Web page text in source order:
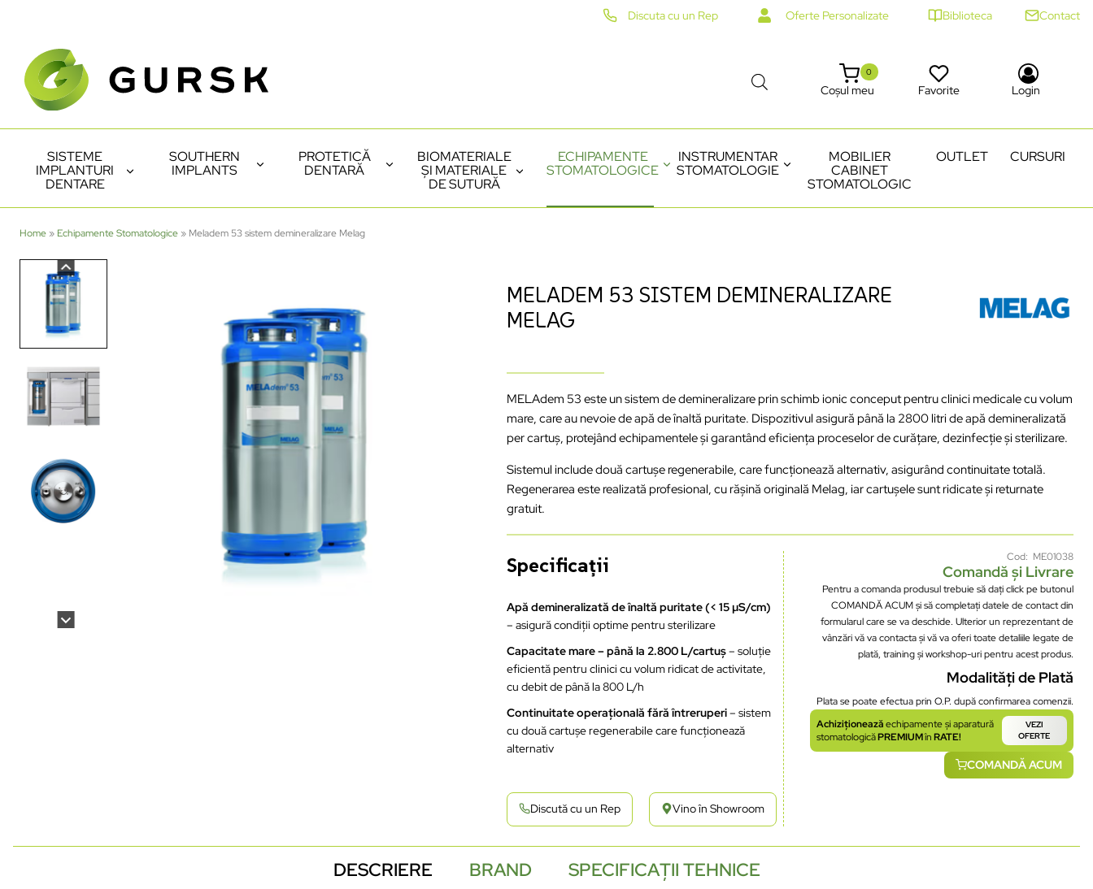
Discuta cu un Rep Oferte Personalizate Biblioteca Contact
Coșul meu
0
Favorite Login
SISTEME
IMPLANTURI
DENTARE
SOUTHERN
IMPLANTS
PROTETICĂ
DENTARĂ
BIOMATERIALE
ȘI MATERIALE
DE SUTURĂ
ECHIPAMENTE
STOMATOLOGICE
INSTRUMENTAR
STOMATOLOGIE
MOBILIER
CABINET
STOMATOLOGIC
OUTLET CURSURI
Home » Echipamente Stomatologice » Meladem 53 sistem demineralizare Melag
MELADEM 53 SISTEM DEMINERALIZARE
MELAG
MELAdem 53 este un sistem de demineralizare prin schimb ionic conceput pentru clinici medicale cu volum
mare, care au nevoie de apă de înaltă puritate. Dispozitivul asigură până la 2800 litri de apă demineralizată
per cartuș, protejând echipamentele și garantând eficiența proceselor de curățare, dezinfecție și sterilizare.
Sistemul include două cartușe regenerabile, care funcționează alternativ, asigurând continuitate totală.
Regenerarea este realizată profesional, cu rășină originală Melag, iar cartușele sunt ridicate și returnate
gratuit.
Specificații
Apă demineralizată de înaltă puritate (< 15 µS/cm)
– asigură condiții optime pentru sterilizare
Capacitate mare – până la 2.800 L/cartuş– soluție
eficientă pentru clinici cu volum ridicat de activitate,
cu debit de până la 800 L/h
Continuitate operațională fără întreruperi– sistem
cu două cartușe regenerabile care funcționează
alternativ
Discută cu un Rep Vino în Showroom
Cod: ME01038
Comandă și Livrare
Pentru a comanda produsul trebuie să dați click pe butonul
COMANDĂ ACUM și să completați datele de contact din
formularul care se va deschide. Ulterior un reprezentant de
vânzări vă va contacta și vă va oferi toate detaliile legate de
plată, training și workshop-uri pentru acest produs.
Modalități de Plată
Plata se poate efectua prin O.P. după confirmarea comenzii.
Achiziționeazăechipamente și aparatură
stomatologicăPREMIUMînRATE!
VEZI
OFERTE
COMANDĂ ACUM
DESCRIERE BRAND SPECIFICAȚII TEHNICE